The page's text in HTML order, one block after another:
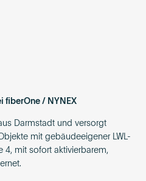
fiberOne / NYNEX
Darmstadt und versorgt
mit gebäudeeigener LWL-
4, mit sofort aktivierbarem,